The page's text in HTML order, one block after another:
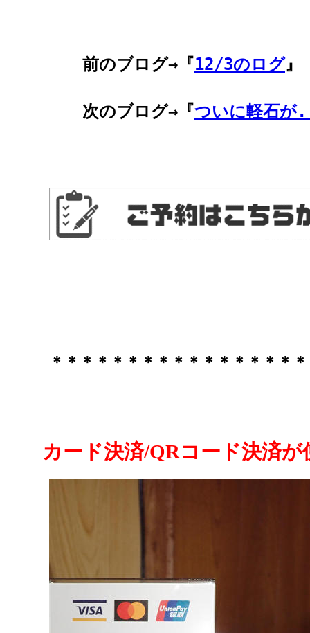
前のブログ→『12/3のログ』
次のブログ→『ついに軽石
＊＊＊＊＊＊＊＊＊＊＊＊＊＊＊＊
カード決済/QRコード決済が